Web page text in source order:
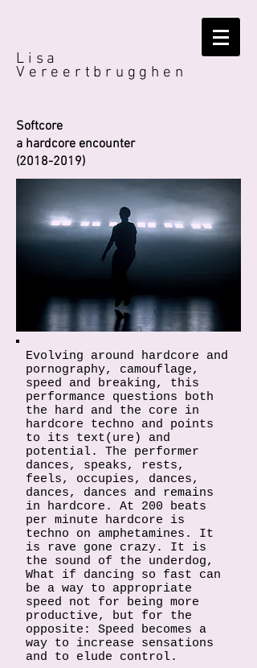
Lisa
Vereertbrugghen
Softcore
a hardcore encounter
(2018-2019)
Evolving around hardcore and
pornography, camouflage,
speed and breaking, this
performance questions both
the hard and the core in
hardcore techno and points
to its text(ure) and
potential. The performer
dances, speaks, rests,
feels, occupies, dances,
dances, dances and remains
in hardcore. At 200 beats
per minute hardcore is
techno on amphetamines. It
is rave gone crazy. It is
the sound of the underdog,
What if dancing so fast can
be a way to appropriate
speed not for being more
productive, but for the
opposite: Speed becomes a
way to increase sensations
and to elude control.